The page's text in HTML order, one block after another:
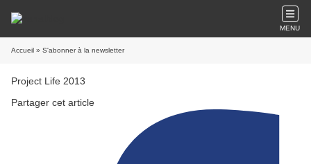
MENU
Accueil » S'abonner à la newsletter
Project Life 2013
Partager cet article